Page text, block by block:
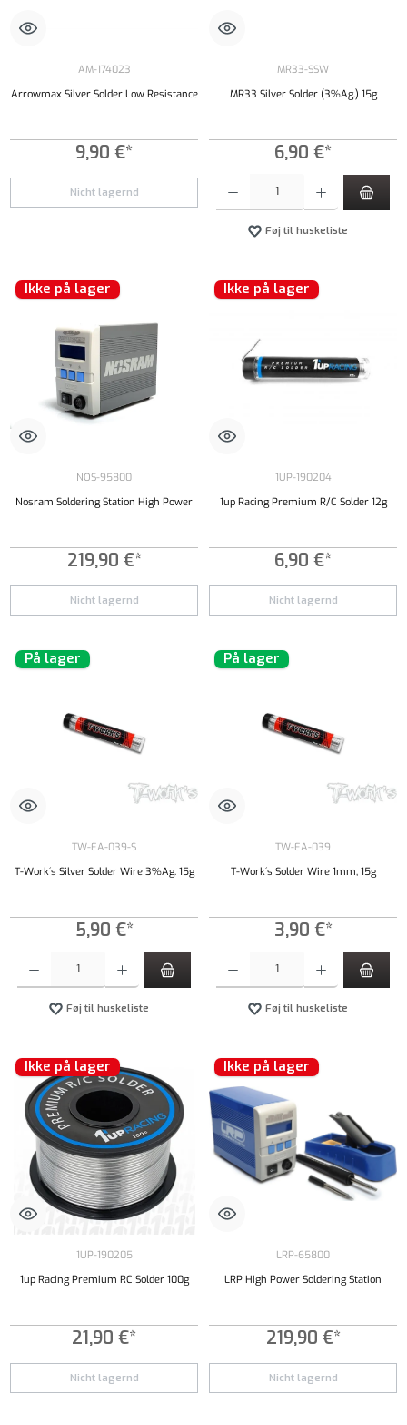
AM-174023
Arrowmax Silver Solder Low Resistance
9,90 €*
Nicht lagernd
MR33-SSW
MR33 Silver Solder (3%Ag.) 15g
6,90 €*
Føj til huskeliste
Ikke på lager
NOS-95800
Nosram Soldering Station High Power
219,90 €*
Nicht lagernd
Ikke på lager
1UP-190204
1up Racing Premium R/C Solder 12g
6,90 €*
Nicht lagernd
På lager
TW-EA-039-S
T-Work´s Silver Solder Wire 3%Ag. 15g
5,90 €*
Føj til huskeliste
På lager
TW-EA-039
T-Work´s Solder Wire 1mm, 15g
3,90 €*
Føj til huskeliste
Ikke på lager
1UP-190205
1up Racing Premium RC Solder 100g
21,90 €*
Nicht lagernd
Ikke på lager
LRP-65800
LRP High Power Soldering Station
219,90 €*
Nicht lagernd